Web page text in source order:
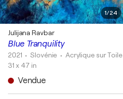
1/24
Blue Tranquility
Julijana Ravbar
2021 • Slovénie • Acrylique sur Toile
31 x 47 in
Vendue